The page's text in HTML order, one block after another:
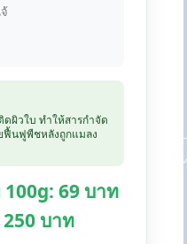
ผิวใบ ทำให้สารกำจัด
ฟื้นฟูพืชหลังถูกแมลง
69 บาท
บาท